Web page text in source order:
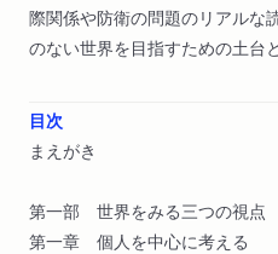
際関係や防衛の問題のリアルな
のない世界を目指すための土台
目次
まえがき
第一部 世界をみる三つの視点
第一章 個人を中心に考える